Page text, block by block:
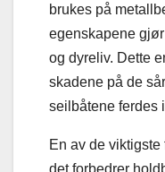
brukes på
egenskapene
og dyreliv. Dette
skadene på de
seilbåtene ferdes
En av de
det forbedrer